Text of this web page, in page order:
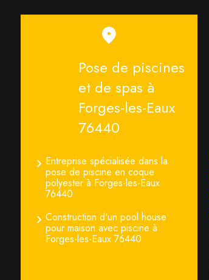
Pose de piscines
et de spas à
Forges-les-Eaux
76440
Entreprise spécialisée dans la
pose de piscine en coque
polyester à Forges-les-Eaux
76440
Construction d'un pool house
pour maison avec piscine à
Forges-les-Eaux 76440